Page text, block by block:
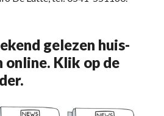
gelezen huis-
online. Klik op de